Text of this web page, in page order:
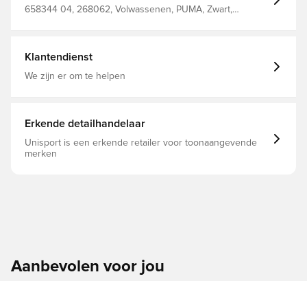
658344 04, 268062, Volwassenen, PUMA, Zwart,
Klantendienst
We zijn er om te helpen
Erkende detailhandelaar
Unisport is een erkende retailer voor toonaangevende
merken
Aanbevolen voor jou